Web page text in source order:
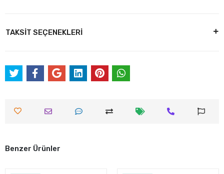
TAKSİT SEÇENEKLERİ
Benzer Ürünler